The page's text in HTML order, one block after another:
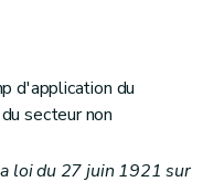
d'application du
secteur non
loi du 27 juin 1921 sur